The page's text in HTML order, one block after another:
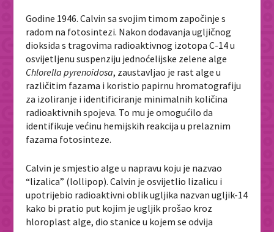
Godine 1946. Calvin sa svojim timom započinje s
radom na fotosintezi. Nakon dodavanja ugljičnog
dioksida s tragovima radioaktivnog izotopa C-14 u
osvijetljenu suspenziju jednoćelijske zelene alge
Chlorella pyrenoidosa, zaustavljao je rast alge u
različitim fazama i koristio papirnu hromatografiju
za izoliranje i identificiranje minimalnih količina
radioaktivnih spojeva. To mu je omogućilo da
identifikuje većinu hemijskih reakcija u prelaznim
fazama fotosinteze.
Calvin je smjestio alge u napravu koju je nazvao
“lizalica” (lollipop). Calvin je osvijetlio lizalicu i
upotrijebio radioaktivni oblik ugljika nazvan ugljik-14
kako bi pratio put kojim je ugljik prošao kroz
hloroplast alge, dio stanice u kojem se odvija